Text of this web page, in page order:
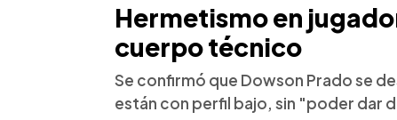
Hermetismo en
cuerpo técnico
Se confirmó que Dowson Prado se
están con perfil bajo, sin "poder dar